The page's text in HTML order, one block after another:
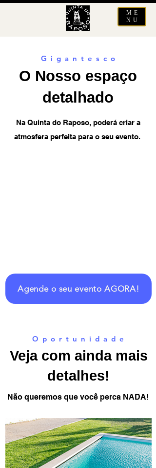
ME
NU
G i g a n t e s c o
O Nosso espaço
detalhado
Na Quinta do Raposo, poderá criar a
atmosfera perfeita para o seu evento.
Agende o seu evento AGORA!
O p o r t u n i d a d e
Veja com ainda mais
detalhes!
Não queremos que você perca NADA!